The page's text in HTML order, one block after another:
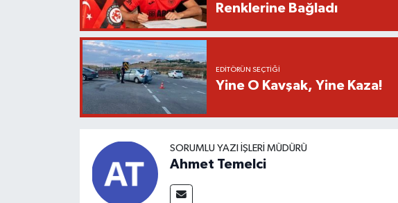
Renklerine Bağladı
EDITÖRÜN SEÇTIĞI
Yine O Kavşak, Yine Kaza!
SORUMLU YAZI İŞLERI MÜDÜRÜ
Ahmet Temelci